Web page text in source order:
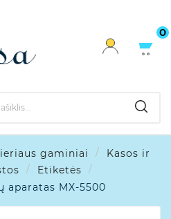
0
gaminiai
Kasos ir
Etiketės
aparatas MX-5500